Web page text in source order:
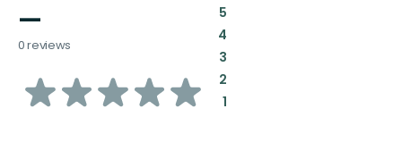
—
0 reviews
of
5:
4:
3:
2:
1: